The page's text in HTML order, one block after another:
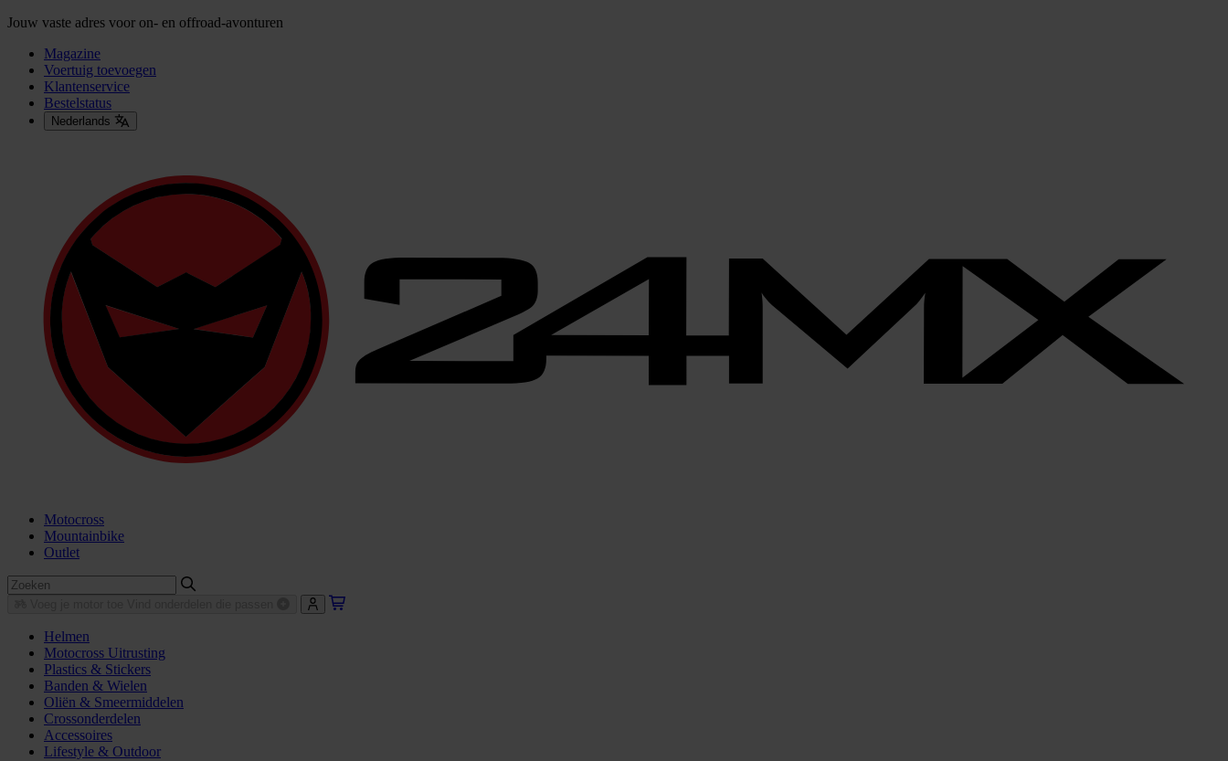
Jouw vaste adres voor on- en offroad-avonturen
Magazine
Voertuig toevoegen
Klantenservice
Bestelstatus
Nederlands
Motocross
Mountainbike
Outlet
Helmen
Motocross Uitrusting
Plastics & Stickers
Banden & Wielen
Oliën & Smeermiddelen
Crossonderdelen
Accessoires
Lifestyle & Outdoor